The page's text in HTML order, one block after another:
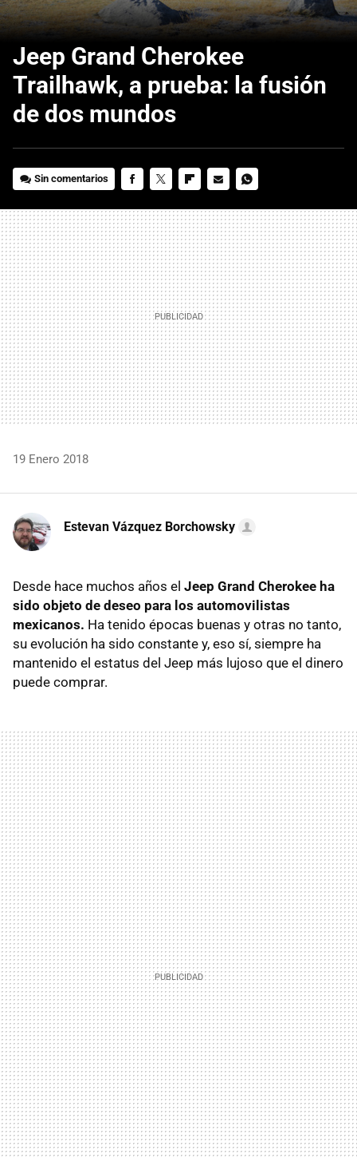
Jeep Grand Cherokee
Trailhawk, a prueba: la fusión
de dos mundos
Sin comentarios
MAIL
19 Enero 2018
Estevan Vázquez Borchowsky
Desde hace muchos años el Jeep Grand Cherokee ha
sido objeto de deseo para los automovilistas
mexicanos. Ha tenido épocas buenas y otras no tanto,
su evolución ha sido constante y, eso sí, siempre ha
mantenido el estatus del Jeep más lujoso que el dinero
puede comprar.